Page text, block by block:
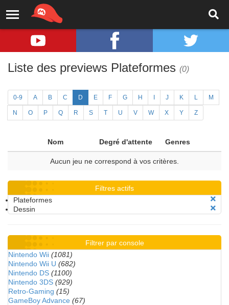
Liste des previews Plateformes (0)
0-9 A B C D E F G H J K L M
N O P Q R S T U V W X Y Z
Nom Degré d'attente Genres
Aucun jeu ne correspond à vos critères.
Filtres actifs
Plateformes
Dessin
Filtrer par console
Nintendo Wii (1081)
Nintendo Wii U (682)
Nintendo DS (1100)
Nintendo 3DS (929)
Retro-Gaming (15)
GameBoy Advance (67)